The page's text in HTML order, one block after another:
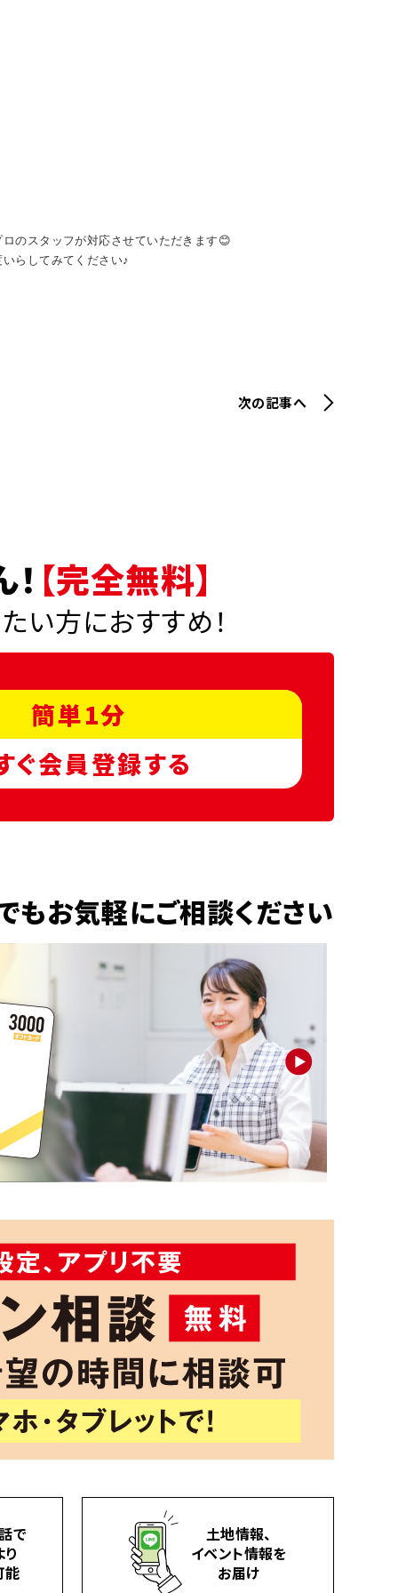
のスタッフが対応させていただきます😊
らしてみてください♪
次の記事へ
【完全無料】
い方におすすめ！
簡単1分
ぐ会員登録する
もお気軽にご相談ください
で
能
土地情報、
イベント情報を
お届け